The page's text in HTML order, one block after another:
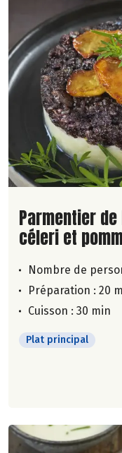
Lire la suite
Parmentier
céleri et
Nombre de
Préparation : 20
Cuisson : 30 min
Plat principal